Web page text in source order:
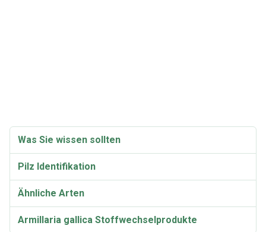
Was Sie wissen sollten
Pilz Identifikation
Ähnliche Arten
Armillaria gallica Stoffwechselprodukte